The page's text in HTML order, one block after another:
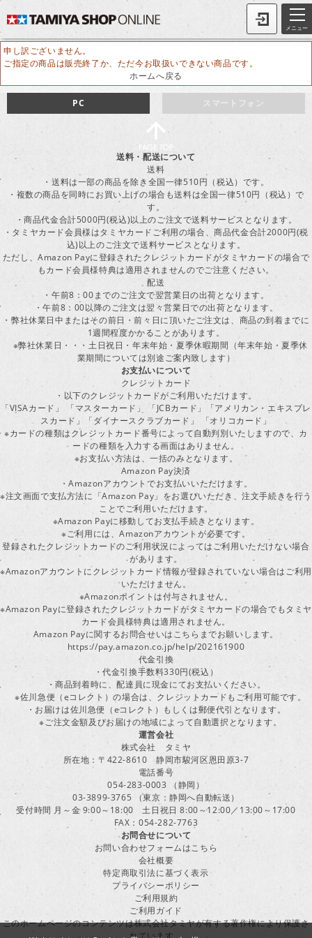
メニュー
申し訳ございません。
ご指定の商品は販売終了か、ただ今お取扱いできない商品です。
ホームへ戻る
スマートフォン
PC
送料・配送について
送料
・送料は一部の商品を除き全国一律510円（税込）です。
・複数の商品を同時にお買い上げの場合も送料は全国一律510円（税込）で
す。
・商品代金合計5000円(税込)以上のご注文で送料サービスとなります。
・タミヤカード会員様はタミヤカードご利用の場合、商品代金合計2000円(税
込)以上のご注文で送料サービスとなります。
ただし、Amazon Payに登録されたクレジットカードがタミヤカードの場合で
もカード会員様特典は適用されませんのでご注意ください。
配送
・午前8：00までのご注文で翌営業日の出荷となります。
・午前8：00以降のご注文は翌々営業日での出荷となります。
・弊社休業日中またはその前日・前々日に頂いたご注文は、商品の到着までに
1週間程度かかることがあります。
※弊社休業日・・・土日祝日・年末年始・夏季休暇期間（年末年始・夏季休
業期間については別途ご案内致します）
お支払いについて
クレジットカード
・以下のクレジットカードがご利用いただけます。
「VISAカード」 「マスターカード」 「JCBカード」「アメリカン・エキスプレ
スカード」「ダイナースクラブカード」 「オリコカード」
※カードの種類はクレジットカード番号によって自動判別いたしますので、カ
ードの種類を入力する画面はありません。
※お支払い方法は、一括のみとなります。
Amazon Pay決済
・Amazonアカウントでお支払いいただけます。
※注文画面で支払方法に「Amazon Pay」をお選びいただき、注文手続きを行う
ことでご利用いただけます。
※Amazon Payに移動してお支払手続きとなります。
※ご利用には、Amazonアカウントが必要です。
登録されたクレジットカードのご利用状況によってはご利用いただけない場合
があります。
※Amazonアカウントにクレジットカード情報が登録されていない場合はご利用
いただけません。
※Amazonポイントは付与されません。
※Amazon Payに登録されたクレジットカードがタミヤカードの場合でもタミヤ
カード会員様特典は適用されません。
Amazon Payに関するお問合せいはこちらまでお願いします。
https://pay.amazon.co.jp/help/202161900
代金引換
・代金引換手数料330円(税込）
・商品到着時に、配達員に現金にてお支払いください。
※佐川急便（eコレクト）の場合は、クレジットカードもご利用可能です。
・お届けは佐川急便（eコレクト）もしくは郵便代引となります。
※ご注文金額及びお届けの地域によって自動選択となります。
運営会社
株式会社 タミヤ
所在地：〒422-8610 静岡市駿河区恩田原3-7
電話番号
054-283-0003 （静岡）
03-3899-3765 （東京：静岡へ自動転送）
受付時間 月～金 9:00～18:00 土日祝日 8:00～12:00／13:00～17:00
FAX：054-282-7763
お問合せについて
お問い合わせフォームはこちら
会社概要
特定商取引法に基づく表示
プライバシーポリシー
ご利用規約
ご利用ガイド
このホームページのコンテンツは株式会社タミヤが有する著作権により保護さ
れています。